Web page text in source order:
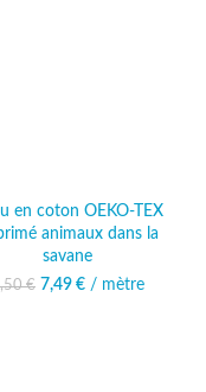
en coton OEKO-TEX
animaux dans la
savane
€
Le prix initial était :
7,49 € Le prix actuel
/ mètre